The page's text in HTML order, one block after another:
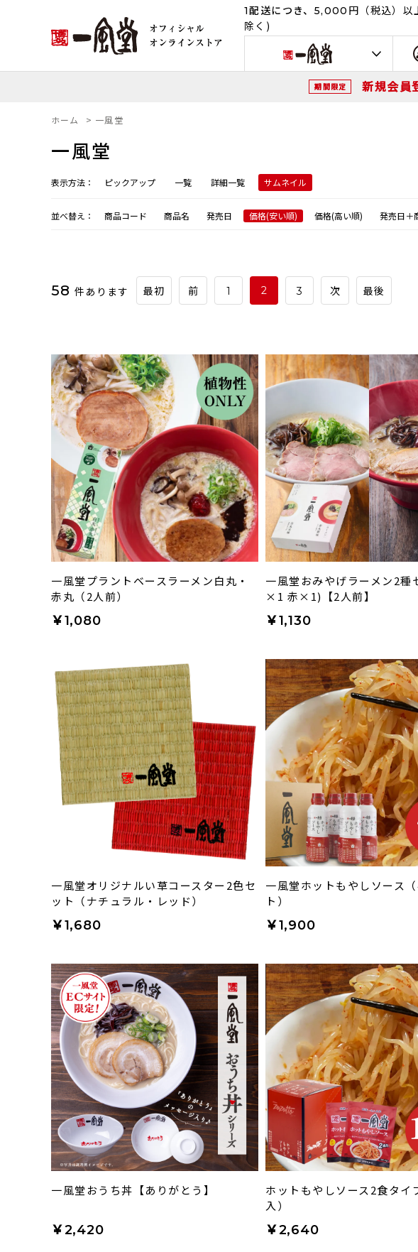
1配送につき、5,000 円（税込） 以
除く)
期間限定 新規会員
ホーム > 一風堂
一風堂
表示方法： ピックアップ 一覧 詳細一覧 サムネイル
並べ替え： 商品コード 商品名 発売日 価格(安い順) 価格(高い順) 発売日＋
58 件あります 最初 前 1 2 3 次 最後
一風堂プラントベースラーメン白丸・
赤丸（2人前）
￥1,080
一風堂おみやげラーメン2種
×1 赤×1)【2人前】
￥1,130
一風堂オリジナルい草コースター2色セ
ット（ナチュラル・レッド）
￥1,680
一風堂ホットもやしソース
ト）
￥1,900
一風堂おうち丼【ありがとう】
￥2,420
ホットもやしソース2食タイ
入）
￥2,640